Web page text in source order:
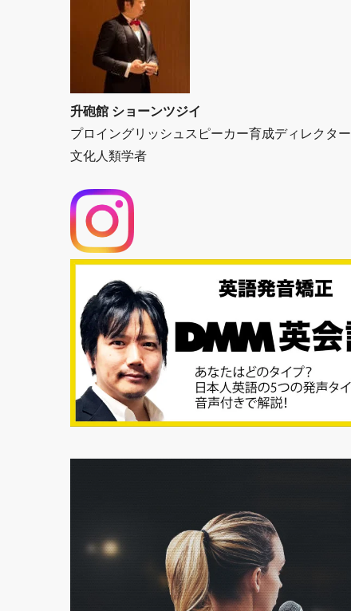
升砲館 ショーンツジイ
プロイングリッシュスピーカー育成ディレクター
文化人類学者